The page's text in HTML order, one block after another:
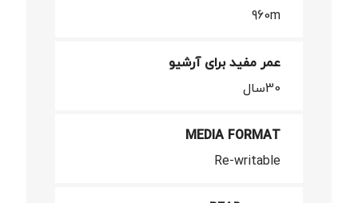
960m
عمر مفید برای آرشیو
30سال
MEDIA FORMAT
Re-writable